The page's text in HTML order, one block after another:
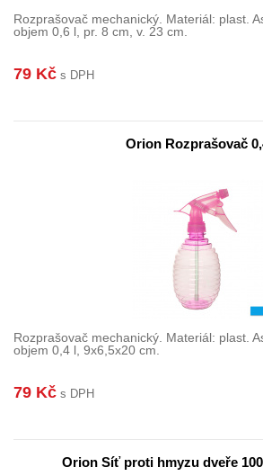
Rozprašovač mechanický. Materiál: plast.
objem 0,6 l, pr. 8 cm, v. 23 cm.
79 Kč s DPH
Orion Rozprašovač
Rozprašovač mechanický. Materiál: plast.
objem 0,4 l, 9x6,5x20 cm.
79 Kč s DPH
Orion Síť proti hmyzu dveře